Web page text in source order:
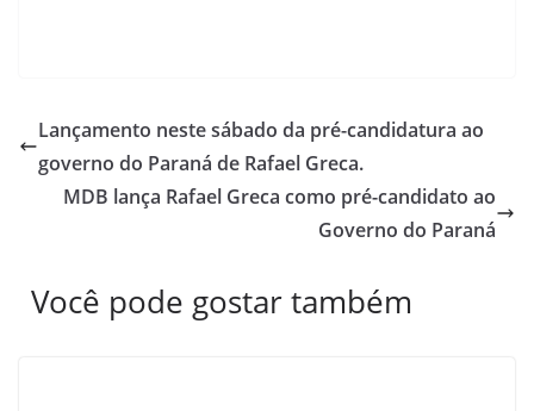
Lançamento neste sábado da pré-candidatura ao
governo do Paraná de Rafael Greca.
MDB lança Rafael Greca como pré-candidato ao
Governo do Paraná
Você pode gostar também